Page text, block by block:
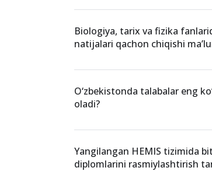
Biologiya, tarix va fizika
natijalari qachon chiqishi
O‘zbekistonda talabalar eng
oladi?
Yangilangan HEMIS tizimida
diplomlarini rasmiylashtirish